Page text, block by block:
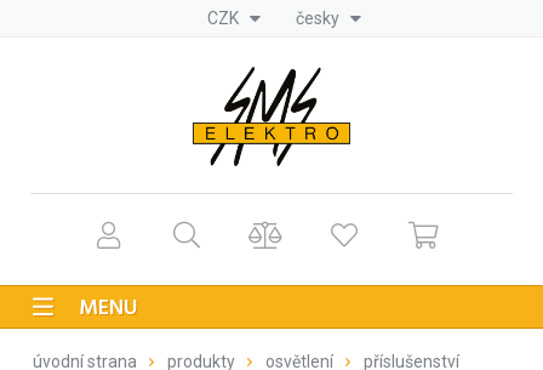
CZK česky
MENU
úvodní strana produkty osvětlení příslušenství